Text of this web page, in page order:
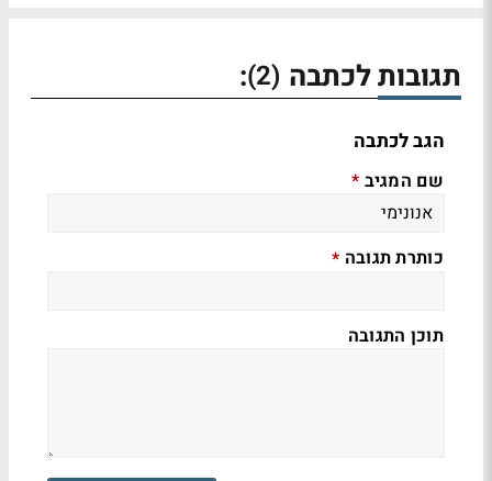
תגובות לכתבה (2)
:
הגב לכתבה
שם המגיב *
כותרת תגובה *
תוכן התגובה